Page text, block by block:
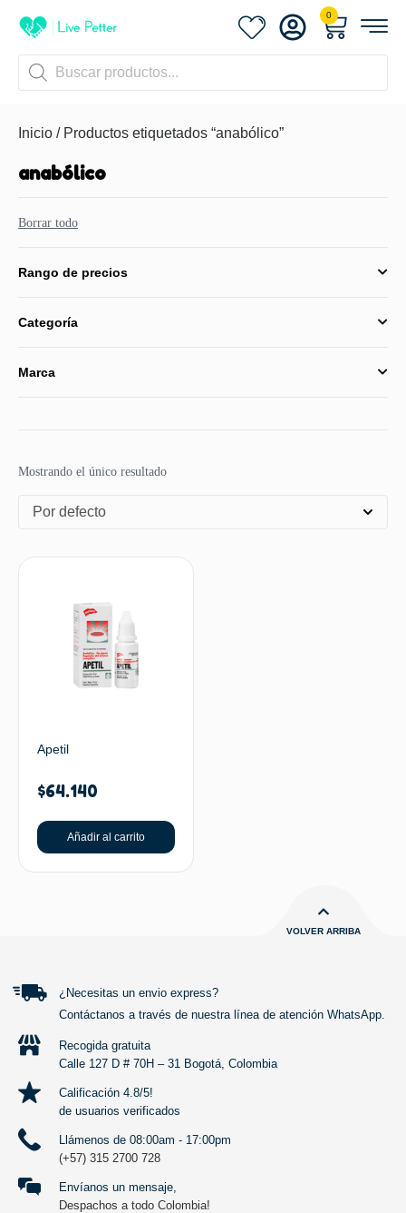
0
Inicio / Productos etiquetados “anabólico”
anabólico
Borrar todo
Rango de precios
Categoría
Marca
Mostrando el único resultado
Por defecto
Apetil
$64.140
Añadir al carrito
VOLVER ARRIBA
¿Necesitas un envio express?
Contáctanos a través de nuestra línea de atención WhatsApp.
Recogida gratuita
Calle 127 D # 70H – 31 Bogotá, Colombia
Calificación 4.8/5!
de usuarios verificados
Llámenos de 08:00am - 17:00pm
(+57) 315 2700 728
Envíanos un mensaje,
Despachos a todo Colombia!